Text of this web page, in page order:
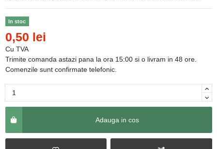
In stoc
0,50 lei
Cu TVA
Trimite comanda astazi pana la ora 15:00 si o livram in 48 ore.
Comenzile sunt confirmate telefonic.
Adauga in cos